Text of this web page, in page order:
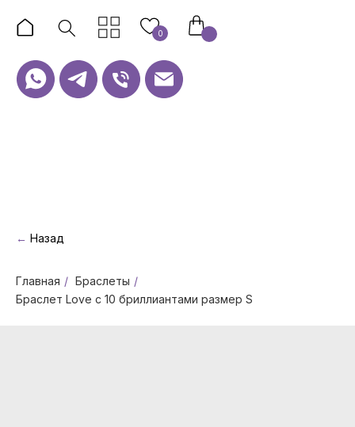
0
← Назад
Главная / Браслеты /
Браслет Love с 10 бриллиантами размер S